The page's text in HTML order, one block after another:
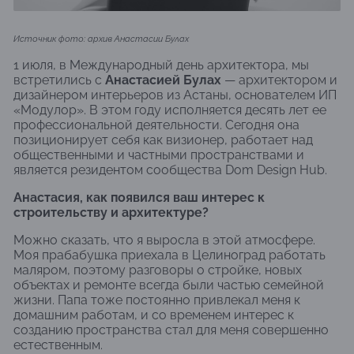
Источник фото: архив Анастасии Булах
1 июля, в Международный день архитектора, мы
встретились с Анастасией Булах — архитектором и
дизайнером интерьеров из Астаны, основателем ИП
«Модулор». В этом году исполняется десять лет ее
профессиональной деятельности. Сегодня она
позиционирует себя как визионер, работает над
общественными и частными пространствами и
является резидентом сообщества Dom Design Hub.
Анастасия, как появился ваш интерес к
строительству и архитектуре?
Можно сказать, что я выросла в этой атмосфере.
Моя прабабушка приехала в Целиноград работать
маляром, поэтому разговоры о стройке, новых
объектах и ремонте всегда были частью семейной
жизни. Папа тоже постоянно привлекал меня к
домашним работам, и со временем интерес к
созданию пространства стал для меня совершенно
естественным.